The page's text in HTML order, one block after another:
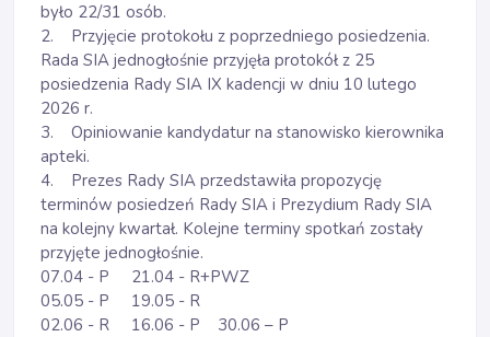
było 22/31 osób.
2. Przyjęcie protokołu z poprzedniego posiedzenia.
Rada SIA jednogłośnie przyjęła protokół z 25
posiedzenia Rady SIA IX kadencji w dniu 10 lutego
2026 r.
3. Opiniowanie kandydatur na stanowisko kierownika
apteki.
4. Prezes Rady SIA przedstawiła propozycję
terminów posiedzeń Rady SIA i Prezydium Rady SIA
na kolejny kwartał. Kolejne terminy spotkań zostały
przyjęte jednogłośnie.
07.04 - P 21.04 - R+PWZ
05.05 - P 19.05 - R
02.06 - R 16.06 - P 30.06 – P